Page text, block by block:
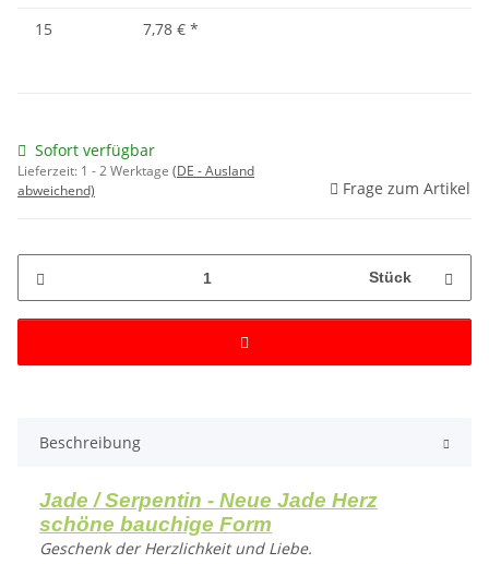
15
7,78 € *
Sofort verfügbar
Lieferzeit: 1 - 2 Werktage (DE - Ausland
abweichend)
Frage zum Artikel
Stück
Beschreibung
Jade / Serpentin - Neue Jade Herz
schöne bauchige Form
Geschenk der Herzlichkeit und Liebe.